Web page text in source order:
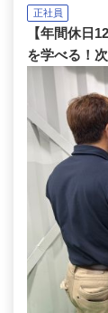
正社員
【年間休日
を学べる！